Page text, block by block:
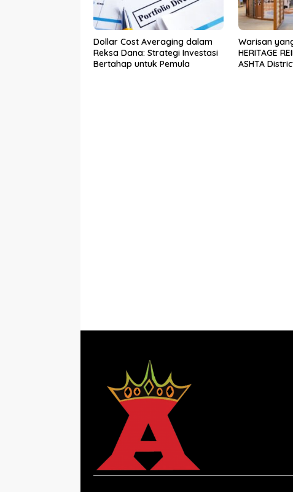
Dollar Cost Averaging dalam
Reksa Dana: Strategi Investasi
Bertahap untuk Pemula
Warisan
HERITAGE
ASHTA